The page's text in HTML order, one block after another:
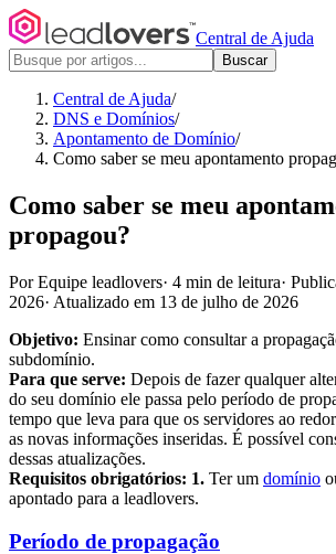
Central de Ajuda
Buscar
Central de Ajuda/
DNS e Domínios/
Apontamento de Domínio/
Como saber se meu apontamento
Como saber se meu
propagou?
Por Equipe leadlovers· 4 min de leitura·
2026· Atualizado em 13 de julho de 2026
Objetivo: Ensinar como consultar a
subdomínio.
Para que serve: Depois de fazer qualquer
do seu domínio ele passa pelo período de
tempo que leva para que os servidores ao
as novas informações inseridas. É possível
dessas atualizações.
Requisitos obrigatórios: 1. Ter um domínio
apontado para a leadlovers.
Período de propagação